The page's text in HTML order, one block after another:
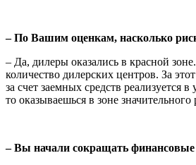
– По Вашим оценкам, насколько
– Да, дилеры оказались в красной
количество дилерских центров. За
за счет заемных средств реализуется
то оказываешься в зоне
– Вы начали сокращать финансовые